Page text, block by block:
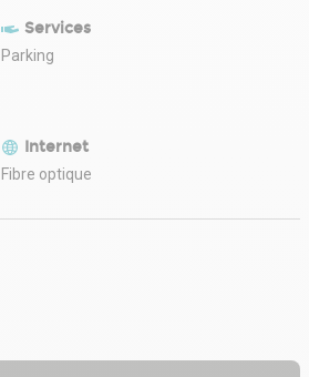
Services
Parking
Internet
Fibre optique